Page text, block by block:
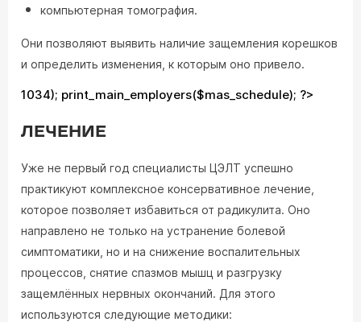
компьютерная томография.
Они позволяют выявить наличие защемления корешков
и определить изменения, к которым оно привело.
1034); print_main_employers($mas_schedule); ?>
ЛЕЧЕНИЕ
Уже не первый год специалисты ЦЭЛТ успешно
практикуют комплексное консервативное лечение,
которое позволяет избавиться от радикулита. Оно
направлено не только на устранение болевой
симптоматики, но и на снижение воспалительных
процессов, снятие спазмов мышц и разгрузку
защемлённых нервных окончаний. Для этого
используются следующие методики: